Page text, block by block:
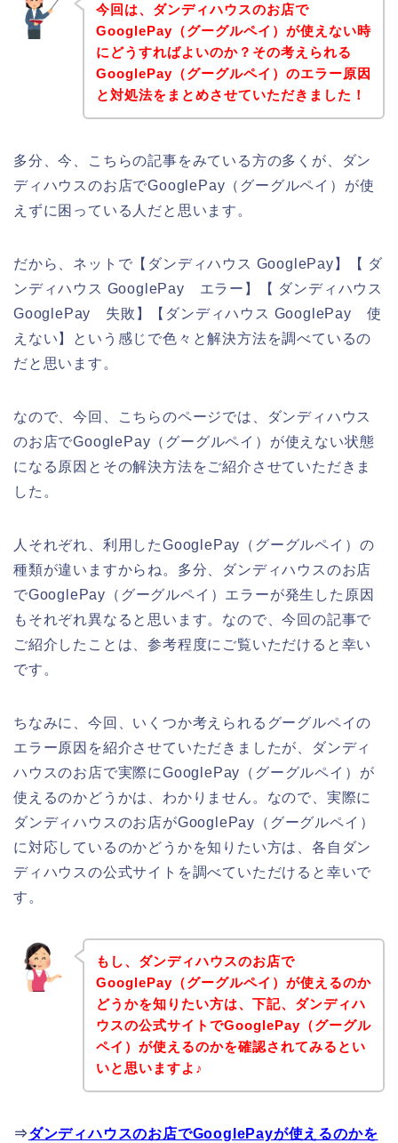
今回は、ダンディハウスのお店で
GooglePay（グーグルペイ）が使えない時
にどうすればよいのか？その考えられる
GooglePay（グーグルペイ）のエラー原因
と対処法をまとめさせていただきました！
多分、今、こちらの記事をみている方の多くが、ダン
ディハウスのお店でGooglePay（グーグルペイ）が使
えずに困っている人だと思います。
だから、ネットで【ダンディハウス GooglePay】【 ダ
ンディハウス GooglePay エラー】【 ダンディハウス
GooglePay 失敗】【ダンディハウス GooglePay 使
えない】という感じで色々と解決方法を調べているの
だと思います。
なので、今回、こちらのページでは、ダンディハウス
のお店でGooglePay（グーグルペイ）が使えない状態
になる原因とその解決方法をご紹介させていただきま
した。
人それぞれ、利用したGooglePay（グーグルペイ）の
種類が違いますからね。多分、ダンディハウスのお店
でGooglePay（グーグルペイ）エラーが発生した原因
もそれぞれ異なると思います。なので、今回の記事で
ご紹介したことは、参考程度にご覧いただけると幸い
です。
ちなみに、今回、いくつか考えられるグーグルペイの
エラー原因を紹介させていただきましたが、ダンディ
ハウスのお店で実際にGooglePay（グーグルペイ）が
使えるのかどうかは、わかりません。なので、実際に
ダンディハウスのお店がGooglePay（グーグルペイ）
に対応しているのかどうかを知りたい方は、各自ダン
ディハウスの公式サイトを調べていただけると幸いで
す。
もし、ダンディハウスのお店で
GooglePay（グーグルペイ）が使えるのか
どうかを知りたい方は、下記、ダンディハ
ウスの公式サイトでGooglePay（グーグル
ペイ）が使えるのかを確認されてみるとい
いと思いますよ♪
⇒ダンディハウスのお店でGooglePayが使えるのかを